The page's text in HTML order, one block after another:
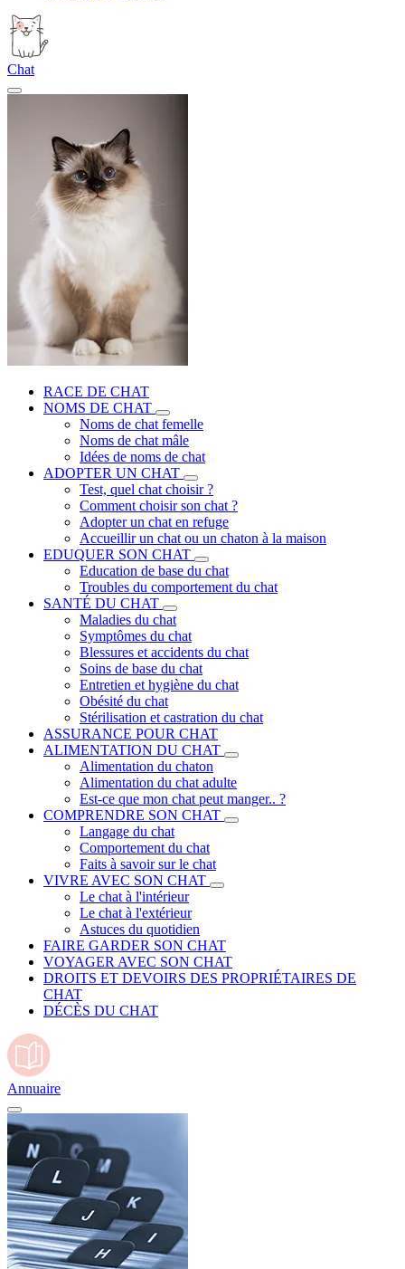
Chat
RACE DE CHAT
NOMS DE CHAT
Noms de chat femelle
Noms de chat mâle
Idées de noms de chat
ADOPTER UN CHAT
Test, quel chat choisir ?
Comment choisir son chat ?
Adopter un chat en refuge
Accueillir un chat ou un chaton à la maison
EDUQUER SON CHAT
Education de base du chat
Troubles du comportement du chat
SANTÉ DU CHAT
Maladies du chat
Symptômes du chat
Blessures et accidents du chat
Soins de base du chat
Entretien et hygiène du chat
Obésité du chat
Stérilisation et castration du chat
ASSURANCE POUR CHAT
ALIMENTATION DU CHAT
Alimentation du chaton
Alimentation du chat adulte
Est-ce que mon chat peut manger.. ?
COMPRENDRE SON CHAT
Langage du chat
Comportement du chat
Faits à savoir sur le chat
VIVRE AVEC SON CHAT
Le chat à l'intérieur
Le chat à l'extérieur
Astuces du quotidien
FAIRE GARDER SON CHAT
VOYAGER AVEC SON CHAT
DROITS ET DEVOIRS DES PROPRIÉTAIRES DE
CHAT
DÉCÈS DU CHAT
Annuaire